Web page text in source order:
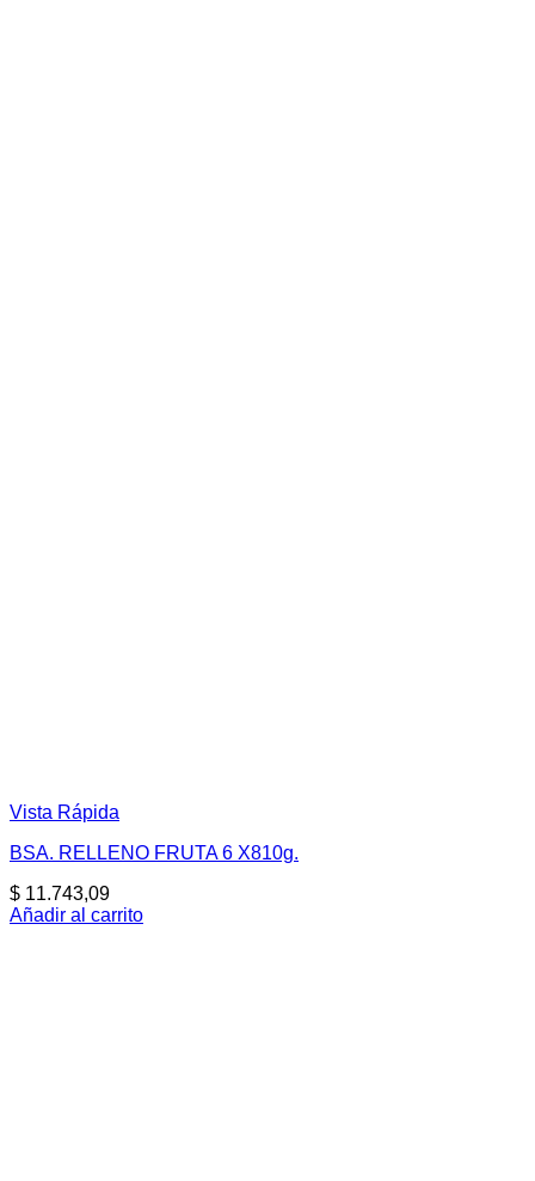
Vista Rápida
BSA. RELLENO FRUTA 6 X810g.
$ 11.743,09
Añadir al carrito